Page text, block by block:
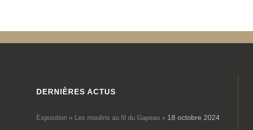
DERNIÈRES ACTUS
Exposition « Les moulins au fil du Gapeau » 18 octobre 2024